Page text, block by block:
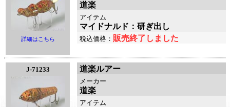
詳細はこちら
道楽
アイテム
マイドナルド：研ぎ出し
税込価格： 販売終了しました
J-71233 道楽ルアー
メーカー
道楽
アイテム